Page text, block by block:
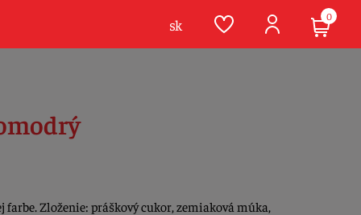
Zloženie: práškový cukor, zemiaková múka,
sk 0